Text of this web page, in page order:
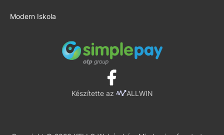
Modern Iskola
Készítette az ALLWIN